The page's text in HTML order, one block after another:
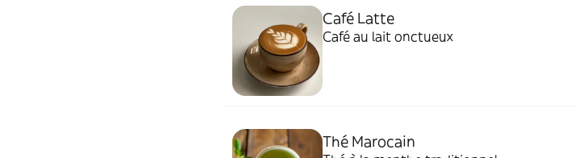
Café Latte
Café au lait onctueux
Thé Marocain